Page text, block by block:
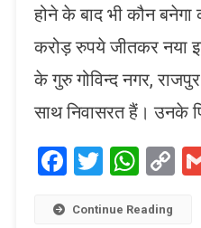
होने के बाद भी कौन
करोड़ रुपये जीतकर नया
के गुरु गोविन्द नगर,
साथ निवासरत हैं। उनके
Facebook
Twitter
Continue Reading